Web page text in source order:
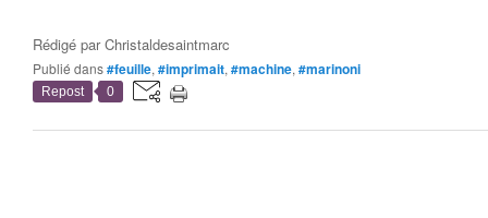
Rédigé parChristaldesaintmarc
Publié dans#feuille, #imprimait, #machine, #marinoni
Repost 0